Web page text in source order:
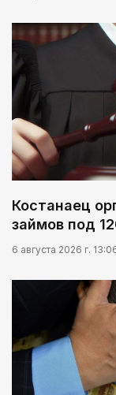
Костанаец
займов под
6 августа 2026 г.